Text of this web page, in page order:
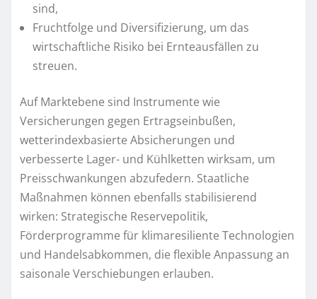
sind,
Fruchtfolge und Diversifizierung, um das
wirtschaftliche Risiko bei Ernteausfällen zu
streuen.
Auf Marktebene sind Instrumente wie
Versicherungen gegen Ertragseinbußen,
wetterindexbasierte Absicherungen und
verbesserte Lager- und Kühlketten wirksam, um
Preisschwankungen abzufedern. Staatliche
Maßnahmen können ebenfalls stabilisierend
wirken: Strategische Reservepolitik,
Förderprogramme für klimaresiliente Technologien
und Handelsabkommen, die flexible Anpassung an
saisonale Verschiebungen erlauben.